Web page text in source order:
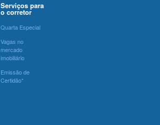
Serviços para
o corretor
Quarta Especial
Vagas no
mercado
imobiliário
Emissão de
Certidão*